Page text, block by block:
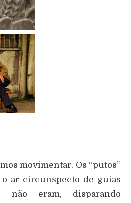
movimentar. Os “putos”
ar circunspecto de guias
não eram, disparando